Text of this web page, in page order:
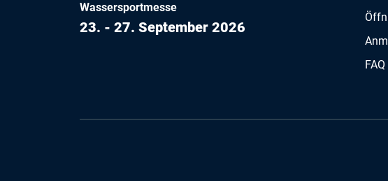
Wassersportmesse
23. - 27. September 2026
FAQ